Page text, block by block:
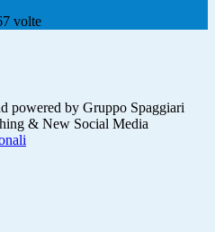
volte
powered by Gruppo Spaggiari
& New Social Media